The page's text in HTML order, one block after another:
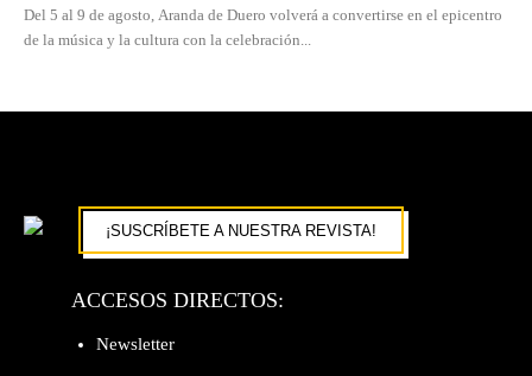
Del 5 al 9 de agosto, Aranda de Duero volverá a convertirse en el epicentro
de la música y la cultura con la celebración...
¡SUSCRÍBETE A NUESTRA REVISTA!
ACCESOS DIRECTOS:
Newsletter